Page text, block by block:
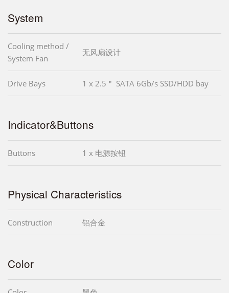
System
Cooling method /
System Fan
无风扇设计
Drive Bays 1 x 2.5＂ SATA 6Gb/s SSD/HDD bay
Indicator&Buttons
Buttons 1 x 电源按钮
Physical Characteristics
Construction 铝合金
Color